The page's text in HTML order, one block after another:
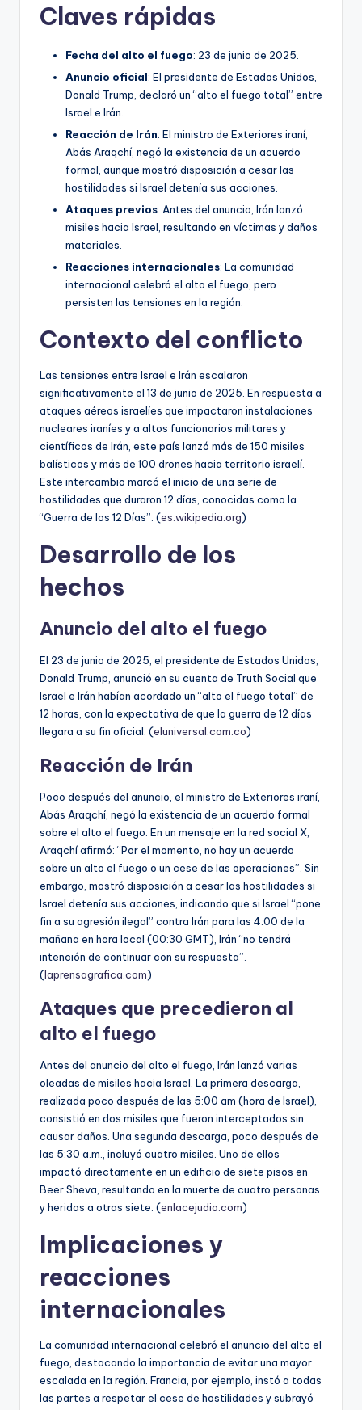
Claves rápidas
Fecha del alto el fuego: 23 de junio de 2025.
Anuncio oficial: El presidente de Estados Unidos,
Donald Trump, declaró un “alto el fuego total” entre
Israel e Irán.
Reacción de Irán: El ministro de Exteriores iraní,
Abás Araqchí, negó la existencia de un acuerdo
formal, aunque mostró disposición a cesar las
hostilidades si Israel detenía sus acciones.
Ataques previos: Antes del anuncio, Irán lanzó
misiles hacia Israel, resultando en víctimas y daños
materiales.
Reacciones internacionales: La comunidad
internacional celebró el alto el fuego, pero
persisten las tensiones en la región.
Contexto del conflicto
Las tensiones entre Israel e Irán escalaron
significativamente el 13 de junio de 2025. En respuesta a
ataques aéreos israelíes que impactaron instalaciones
nucleares iraníes y a altos funcionarios militares y
científicos de Irán, este país lanzó más de 150 misiles
balísticos y más de 100 drones hacia territorio israelí.
Este intercambio marcó el inicio de una serie de
hostilidades que duraron 12 días, conocidas como la
“Guerra de los 12 Días”. (es.wikipedia.org)
Desarrollo de los
hechos
Anuncio del alto el fuego
El 23 de junio de 2025, el presidente de Estados Unidos,
Donald Trump, anunció en su cuenta de Truth Social que
Israel e Irán habían acordado un “alto el fuego total” de
12 horas, con la expectativa de que la guerra de 12 días
llegara a su fin oficial. (eluniversal.com.co)
Reacción de Irán
Poco después del anuncio, el ministro de Exteriores iraní,
Abás Araqchí, negó la existencia de un acuerdo formal
sobre el alto el fuego. En un mensaje en la red social X,
Araqchí afirmó: “Por el momento, no hay un acuerdo
sobre un alto el fuego o un cese de las operaciones”. Sin
embargo, mostró disposición a cesar las hostilidades si
Israel detenía sus acciones, indicando que si Israel “pone
fin a su agresión ilegal” contra Irán para las 4:00 de la
mañana en hora local (00:30 GMT), Irán “no tendrá
intención de continuar con su respuesta”.
(laprensagrafica.com)
Ataques que precedieron al
alto el fuego
Antes del anuncio del alto el fuego, Irán lanzó varias
oleadas de misiles hacia Israel. La primera descarga,
realizada poco después de las 5:00 am (hora de Israel),
consistió en dos misiles que fueron interceptados sin
causar daños. Una segunda descarga, poco después de
las 5:30 a.m., incluyó cuatro misiles. Uno de ellos
impactó directamente en un edificio de siete pisos en
Beer Sheva, resultando en la muerte de cuatro personas
y heridas a otras siete. (enlacejudio.com)
Implicaciones y
reacciones
internacionales
La comunidad internacional celebró el anuncio del alto el
fuego, destacando la importancia de evitar una mayor
escalada en la región. Francia, por ejemplo, instó a todas
las partes a respetar el cese de hostilidades y subrayó